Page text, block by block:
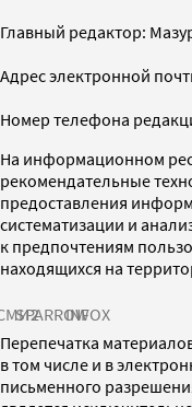
Главный редактор:
Адрес электронной
Номер телефона
На информационном
рекомендательные
предоставления
систематизации и
к предпочтениям
находящихся на
SPARROWINFOX
Перепечатка
в том числе и в
письменного